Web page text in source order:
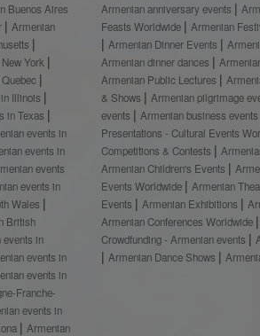
Buenos Aires
Armenian
York
Illinois
in Texas
events in
events in
events
events in
Wales
British
events in
events in
events in
Franche-
events in
Armenian
Armenian anniversary events
Feasts Worldwide
Armenian
Armenian Dinner Events
Armenian dinner dances
Armenian Public Lectures
& Shows
Armenian pilgrimage
events
Armenian business events
Presentations - Cultural Events
Competitions & Contests
Armenian Children's Events
Events Worldwide
Armenian
Events
Armenian Exhibitions
Armenian Conferences Worldwide
Crowdfunding - Armenian events
Armenian Dance Shows